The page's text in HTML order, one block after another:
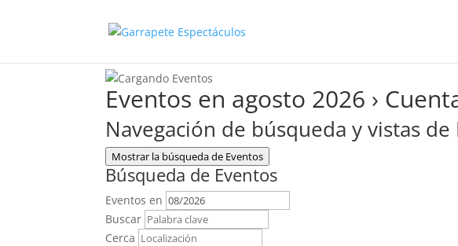
Eventos en agosto 2026 ›
Navegación de búsqueda y vistas de
Mostrar la búsqueda de Eventos
Búsqueda de Eventos
Eventos en
Buscar
Cerca